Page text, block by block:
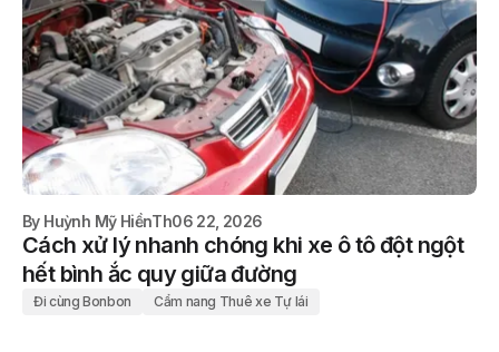
By Huỳnh Mỹ HiềnTh06 22, 2026
Cách xử lý nhanh chóng khi xe ô tô đột ngột
hết bình ắc quy giữa đường
Đi cùng Bonbon Cẩm nang Thuê xe Tự lái